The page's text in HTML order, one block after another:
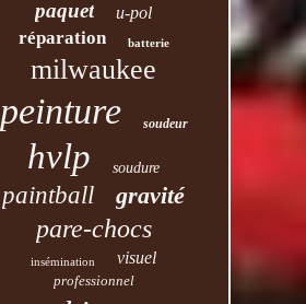
paquet u-pol
réparation batterie
milwaukee
peinture soudeur
hvlp soudure
paintball gravité
pare-chocs
insémination visuel
professionnel